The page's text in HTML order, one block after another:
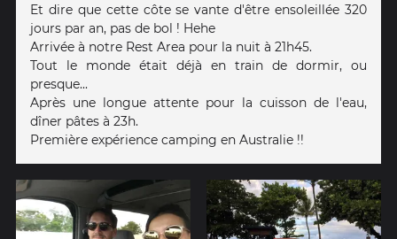
Et dire que cette côte se vante d'être ensoleillée 320
jours par an, pas de bol ! Hehe
Arrivée à notre Rest Area pour la nuit à 21h45.
Tout le monde était déjà en train de dormir, ou
presque...
Après une longue attente pour la cuisson de l'eau,
dîner pâtes à 23h.
Première expérience camping en Australie !!